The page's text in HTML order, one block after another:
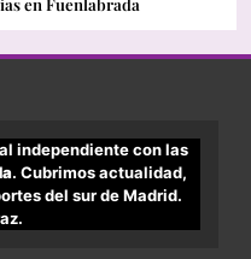
independiente con las
. Cubrimos actualidad,
del sur de Madrid.